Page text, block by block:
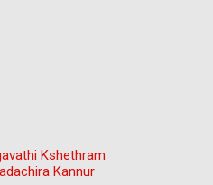
Kshethram
Kannur